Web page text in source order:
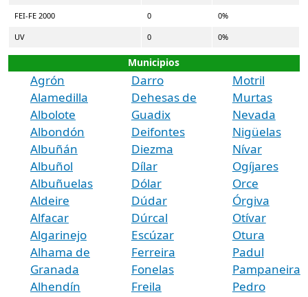
FEI-FE 2000 0 0%
UV 0 0%
Municipios
Agrón
Alamedilla
Albolote
Albondón
Albuñán
Albuñol
Albuñuelas
Aldeire
Alfacar
Algarinejo
Alhama de
Granada
Alhendín
Darro
Dehesas de
Guadix
Deifontes
Diezma
Dílar
Dólar
Dúdar
Dúrcal
Escúzar
Ferreira
Fonelas
Freila
Motril
Murtas
Nevada
Nigüelas
Nívar
Ogíjares
Orce
Órgiva
Otívar
Otura
Padul
Pampaneira
Pedro